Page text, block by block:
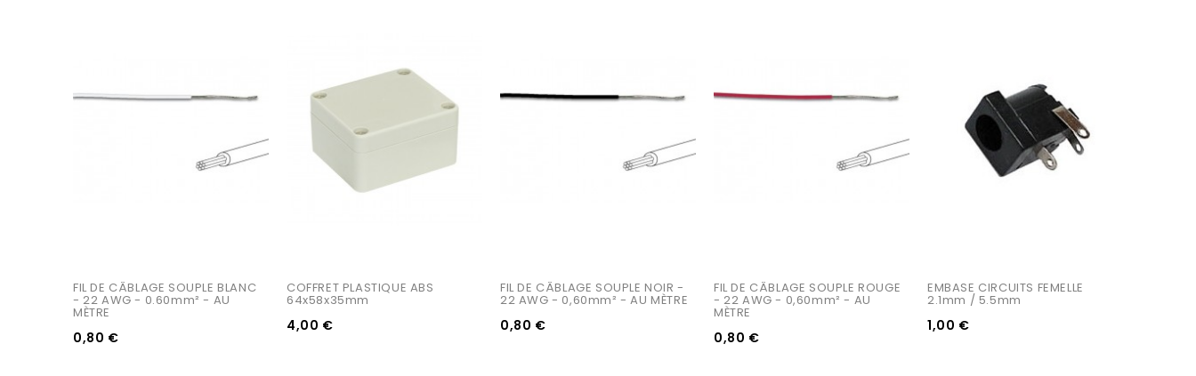
FIL DE CÂBLAGE SOUPLE BLANC
- 22 AWG - 0.60mm² - AU
MÈTRE
0,80 €
COFFRET PLASTIQUE ABS
64x58x35mm
4,00 €
FIL DE CÂBLAGE SOUPLE NOIR -
22 AWG - 0,60mm² - AU MÈTRE
0,80 €
FIL DE CÂBLAGE SOUPLE ROUGE
- 22 AWG - 0,60mm² - AU
MÈTRE
0,80 €
EMBASE CIRCUITS FEMELLE
2.1mm / 5.5mm
1,00 €